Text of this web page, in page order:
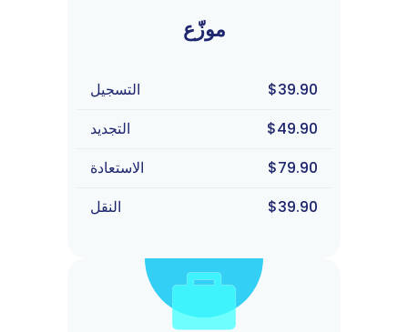
موزّع
$39.90
التسجيل
$49.90
التجديد
$79.90
الاستعادة
$39.90
النقل